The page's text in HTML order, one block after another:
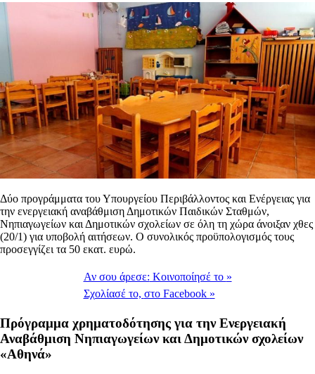
Δύο προγράμματα του Υπουργείου Περιβάλλοντος και Ενέργειας για
την ενεργειακή αναβάθμιση Δημοτικών Παιδικών Σταθμών,
Νηπιαγωγείων και Δημοτικών σχολείων σε όλη τη χώρα άνοιξαν χθες
(20/1) για υποβολή αιτήσεων. Ο συνολικός προϋπολογισμός τους
προσεγγίζει τα 50 εκατ. ευρώ.
Αν σου άρεσε: Κοινοποίησέ το »
Σχολίασέ το, στο Facebook »
Πρόγραμμα χρηματοδότησης για την Ενεργειακή
Αναβάθμιση Νηπιαγωγείων και Δημοτικών σχολείων
«Αθηνά»